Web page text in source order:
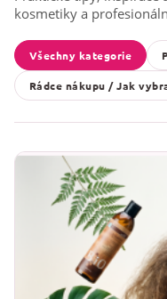
kosmetiky a
Všechny kategorie
Rádce nákupu / Jak